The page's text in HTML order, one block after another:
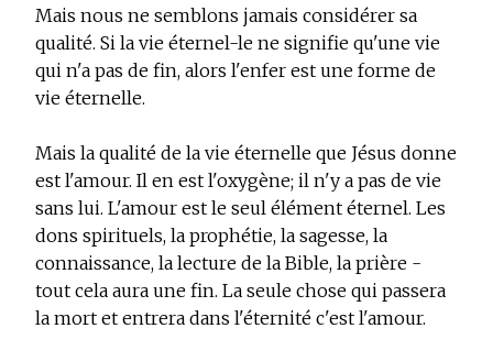
Mais nous ne semblons jamais considérer sa
qualité. Si la vie éternel-le ne signifie qu'une vie
qui n'a pas de fin, alors l'enfer est une forme de
vie éternelle.
Mais la qualité de la vie éternelle que Jésus donne
est l'amour. Il en est l'oxygène; il n'y a pas de vie
sans lui. L'amour est le seul élément éternel. Les
dons spirituels, la prophétie, la sagesse, la
connaissance, la lecture de la Bible, la prière -
tout cela aura une fin. La seule chose qui passera
la mort et entrera dans l'éternité c'est l'amour.